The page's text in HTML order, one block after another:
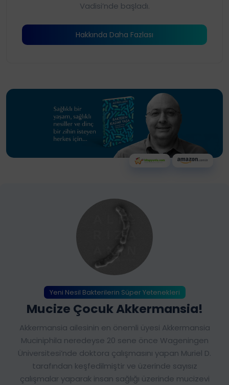
Vadisi’nde başladı.
Hakkında Daha Fazlası
Yeni Nesil Bakterilerin Süper Yetenekleri
Mucize Çocuk Akkermansia!
Akkermansia ailesinin en önemli üyesi Akkermansia
Muciniphila neredeyse 20 sene önce Wageningen
Üniversitesi’nde doktora çalışmasını yapan Muriel D.
tarafından keşfedilmiştir ve üzerinde sayısız
çalışmalar yaparak insan sağlığı üzerinde mucizevi